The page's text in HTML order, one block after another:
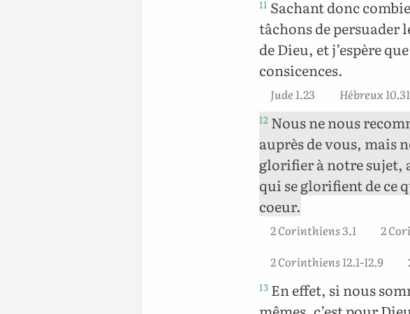
11 Sachant donc
tâchons de persuader
de Dieu, et j’espère
consicences.
Jude 1.23 Hébreux 10.31
12 Nous ne nous
auprès de vous, mais
glorifier à notre sujet,
qui se glorifient de ce
coeur.
2 Corinthiens 3.1 2
2 Corinthiens 12.1-12.9
13 En effet, si nous